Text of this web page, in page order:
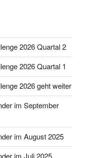
2026 Quartal 2
2026 Quartal 1
2026 geht weiter
im September
im August 2025